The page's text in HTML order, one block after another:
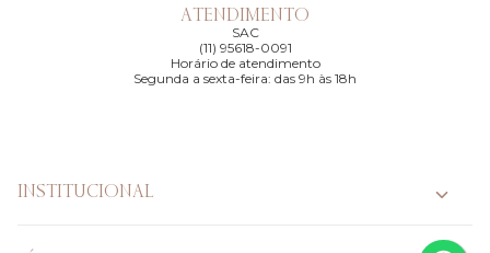
SAC
(11) 95618-0091
Horário de atendimento
Segunda a sexta-feira: das 9h às 18h